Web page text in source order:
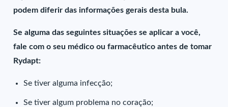
podem diferir das informações gerais desta bula.
Se alguma das seguintes situações se aplicar a você,
fale com o seu médico ou farmacêutico antes de tomar
Rydapt:
Se tiver alguma infecção;
Se tiver algum problema no coração;